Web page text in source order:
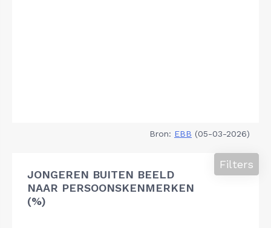
Bron: EBB (05-03-2026)
JONGEREN BUITEN BEELD
NAAR PERSOONSKENMERKEN
(%)
Filters